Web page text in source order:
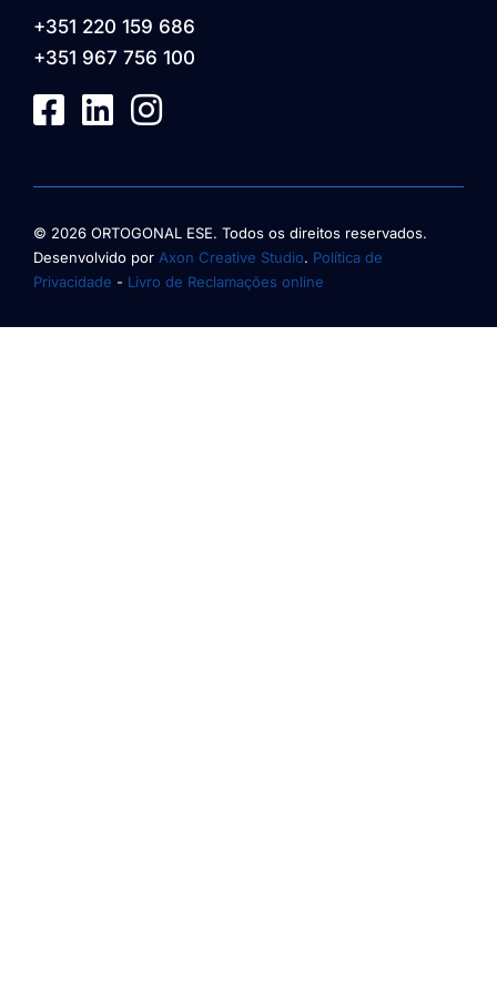
+351 220 159 686
+351 967 756 100
© 2026 ORTOGONAL ESE. Todos os direitos reservados.
Desenvolvido por Axon Creative Studio. Política de
Privacidade - Livro de Reclamações online